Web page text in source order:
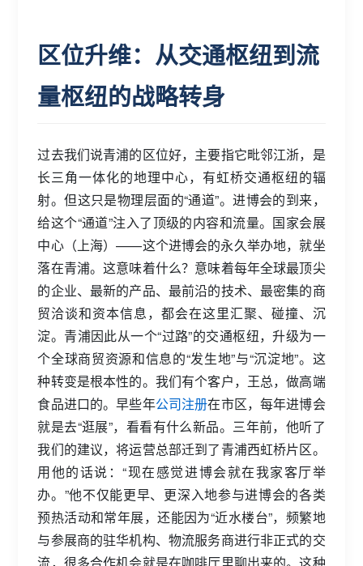
区位升维：从交通枢纽到流
量枢纽的战略转身
过去我们说青浦的区位好，主要指它毗邻江浙，是
长三角一体化的地理中心，有虹桥交通枢纽的辐
射。但这只是物理层面的“通道”。进博会的到来，
给这个“通道”注入了顶级的内容和流量。国家会展
中心（上海）——这个进博会的永久举办地，就坐
落在青浦。这意味着什么？意味着每年全球最顶尖
的企业、最新的产品、最前沿的技术、最密集的商
贸洽谈和资本信息，都会在这里汇聚、碰撞、沉
淀。青浦因此从一个“过路”的交通枢纽，升级为一
个全球商贸资源和信息的“发生地”与“沉淀地”。这
种转变是根本性的。我们有个客户，王总，做高端
食品进口的。早些年公司注册在市区，每年进博会
就是去“逛展”，看看有什么新品。三年前，他听了
我们的建议，将运营总部迁到了青浦西虹桥片区。
用他的话说：“现在感觉进博会就在我家客厅举
办。”他不仅能更早、更深入地参与进博会的各类
预热活动和常年展，还能因为“近水楼台”，频繁地
与参展商的驻华机构、物流服务商进行非正式的交